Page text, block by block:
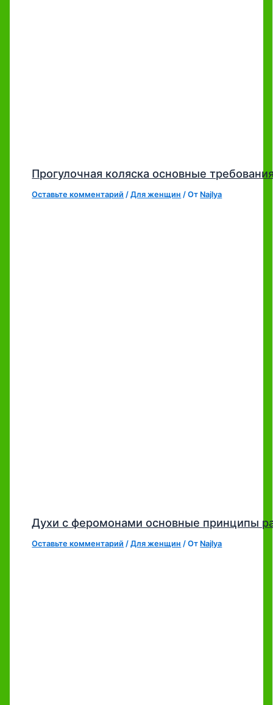
Прогулочная коляска основные
Оставьте комментарий /Для женщин / От Najlya
Духи с феромонами основные принципы
Оставьте комментарий /Для женщин / От Najlya